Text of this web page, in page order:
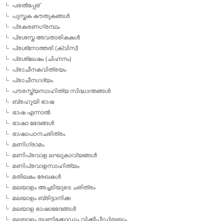
പരല്‍പ്പേര്
പുസ്തക കൗതുകങ്ങള്‍
പ്രകരണഗ്രന്ഥം
പ്രശസ്ത അവതാരികകള്‍
പ്രശ്‌നോത്തരി (ക്വിസ്)
പ്രശ്ലേഷം (ചിഹ്നനം)
പ്രാചീനകവിത്രയം
പ്രാചീനഗദ്യം
പൗരസ്ത്യസാഹിത്യ സിദ്ധാന്തങ്ങള്‍
ബ്രഹൂയി ഭാഷ
ഭാഷ എന്നാല്‍
ഭാഷാ ഭേദങ്ങള്‍
ഭാഷാപഠനചരിത്രം
മണിഗ്രാമം
മണിപ്രവാള ലഘുകാവ്യങ്ങള്‍
മണിപ്രവാളസാഹിത്യം
മതിലകം രേഖകള്‍
മലയാളം അച്ചടിയുടെ ചരിത്രം
മലയാളം ബ്രിട്ടാനിക്ക
മലയാള ഭാഷാഭേദങ്ങള്‍